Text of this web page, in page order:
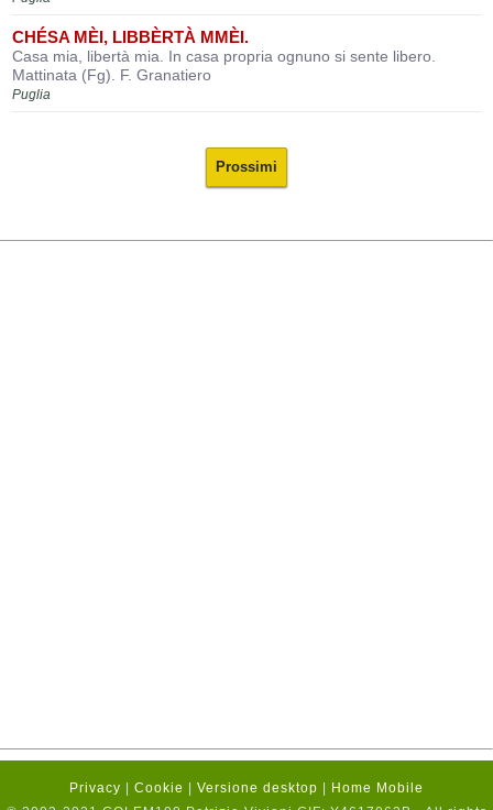
CHÉSA MÈI, LIBBÈRTÀ MMÈI.
Casa mia, libertà mia. In casa propria ognuno si sente libero.
Mattinata (Fg). F. Granatiero
Puglia
Prossimi
Privacy Cookie Versione desktop
Home Mobile